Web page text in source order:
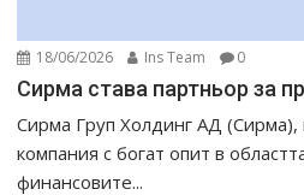
18/06/2026 Ins Team 0
Сирма става партньор за
Сирма Груп Холдинг АД
компания с богат опит в
финансовите...